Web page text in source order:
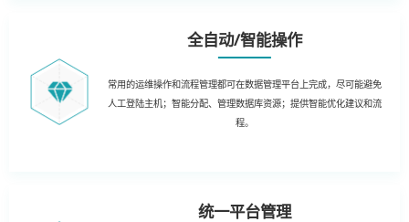
全自动/智能操作
常用的运维操作和流程管理都可在数据管理平台上完成，尽可能避免
人工登陆主机；智能分配、管理数据库资源；提供智能优化建议和流
程。
统一平台管理